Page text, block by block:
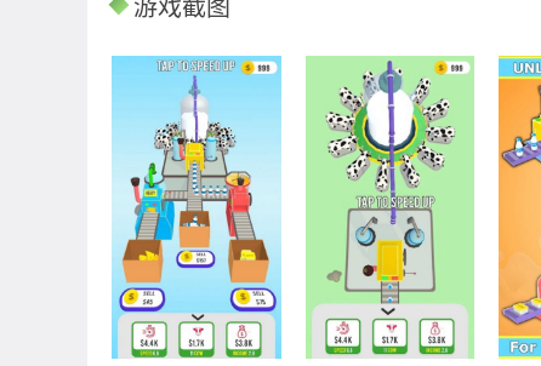
游戏截图